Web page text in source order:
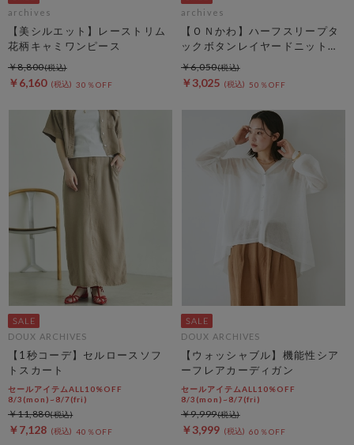
archives
【美シルエット】レーストリム
花柄キャミワンピース
￥6,160 30％OFF
￥8,800
archives
【ＯＮかわ】ハーフスリープタ
ックボタンレイヤードニットカ
ーディガン
￥3,025 50％OFF
￥6,050
DOUX ARCHIVES
【1秒コーデ】セルロースソフ
トスカート
セールアイテムALL10%OFF
8/3(mon)~8/7(fri)
￥7,128 40％OFF
￥11,880
DOUX ARCHIVES
【ウォッシャブル】機能性シア
ーフレアカーディガン
セールアイテムALL10%OFF
8/3(mon)~8/7(fri)
￥3,999 60％OFF
￥9,999